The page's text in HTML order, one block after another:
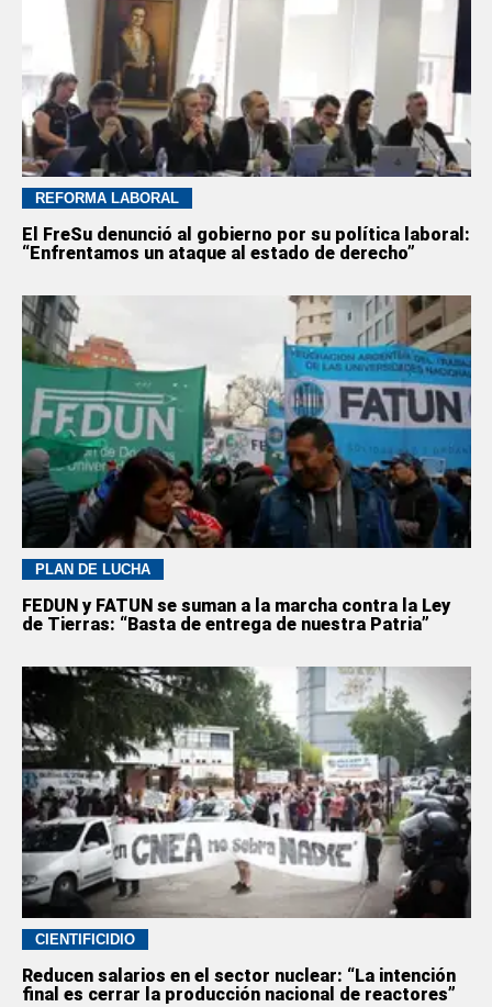
REFORMA LABORAL
El FreSu denunció al gobierno por su política laboral:
“Enfrentamos un ataque al estado de derecho”
PLAN DE LUCHA
FEDUN y FATUN se suman a la marcha contra la Ley
de Tierras: “Basta de entrega de nuestra Patria”
CIENTIFICIDIO
Reducen salarios en el sector nuclear: “La intención
final es cerrar la producción nacional de reactores”